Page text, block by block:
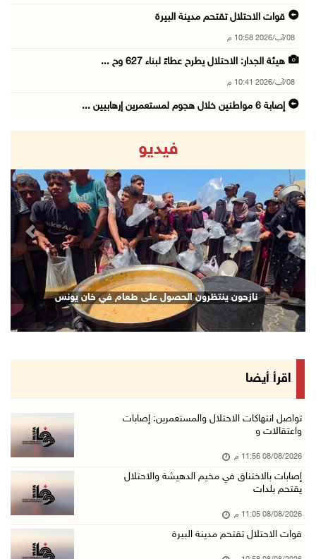
قوات الاحتلال تقتحم مدينة البيرة
08/آب/2026 10:58 م
هيئة الجدار: الاحتلال يطرح عطاءً لبناء 627 وح ...
08/آب/2026 10:41 م
إصابة 6 مواطنين خلال هجوم لمستعمرين إرهابيين ...
الاحتلال يحتجز مواطنين من طمون ومخيم الفارعة
08/آب/2026 09:33 م
الاحتلال يقتحم قرية المغير شمال شرق رام الله
08/آب/2026 09:32 م
مستعمرون يهاجمون مسجدا في بلدة إذنا غرب الخلي ...
08/آب/2026 09:11 م
الاحتلال يقتحم كوبر شمال رام الله
08/آب/2026 08:27 م
إصابات بالاختناق خلال مواجهات مع الاحتلال في ...
الاحتلال ينصب حواجز طيارة في محيط مخيم طولكرم ...
مستعمرون يهاجمون قرية أبو فلاح
مستعمرون يقتحمون بلدة بيت عور التحتا وقرية جل ...
08/آب/2026 06:39 م
فيديو
نازحون ينتظرون الحصول على طعام في خان يونس
Next
اقرأ أيضا
تواصل انتهاكات الاحتلال والمستعمرين: إصابات
واعتقالات و
08/08/2026 11:56 م
إصابات بالاختناق في مخيم الدهيشة والاحتلال
يقتحم بلدات
08/08/2026 11:05 م
قوات الاحتلال تقتحم مدينة البيرة